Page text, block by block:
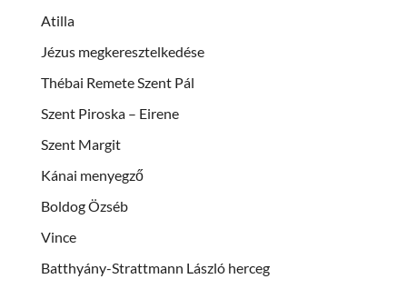
Atilla
Jézus megkeresztelkedése
Thébai Remete Szent Pál
Szent Piroska – Eirene
Szent Margit
Kánai menyegző
Boldog Özséb
Vince
Batthyány-Strattmann László herceg